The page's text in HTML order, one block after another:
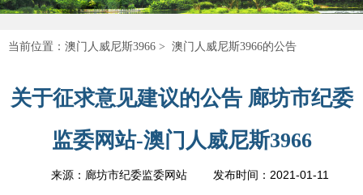
当前位置： 澳门人威尼斯3966 > 澳门人威尼斯3966的公告
关于征求意见建议的公告 廊坊市纪委
监委网站-澳门人威尼斯3966
来源：廊坊市纪委监委网站 发布时间： 2021-01-11